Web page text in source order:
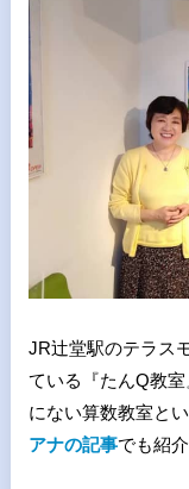
JR辻堂駅のテラス
ている『たんQ教
にない算数教室と
アナの記事でも紹